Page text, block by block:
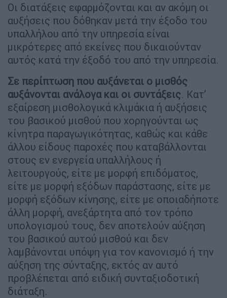
Οι διατάξεις εφαρμόζονται και αν ακόμη οι
αυξήσεις που δόθηκαν μετά την έξοδο του
υπαλλήλου από την υπηρεσία είναι
μικρότερες από εκείνες που δικαιούνταν
αυτός κατά την έξοδό του από την υπηρεσία.
Σε περίπτωση που αυξάνεται ο μισθός
αυξάνονται ανάλογα και οι συντάξεις. Κατ’
εξαίρεση μισθολογικά κλιμάκια ή αυξήσεις
του βασικού μισθού που χορηγούνται ως
κίνητρα παραγωγικότητας, καθώς και κάθε
άλλου είδους παροχές που καταβάλλονται
στους εν ενεργεία υπαλλήλους ή
λειτουργούς, είτε με μορφή επιδόματος,
είτε με μορφή εξόδων παράστασης, είτε με
μορφή εξόδων κίνησης, είτε με οποιαδήποτε
άλλη μορφή, ανεξάρτητα από τον τρόπο
υπολογισμού τους, δεν αποτελούν αύξηση
του βασικού αυτού μισθού και δεν
λαμβάνονται υπόψη για τον κανονισμό ή την
αύξηση της σύνταξης, εκτός αν αυτό
προβλέπεται από ειδική συνταξιοδοτική
διάταξη.